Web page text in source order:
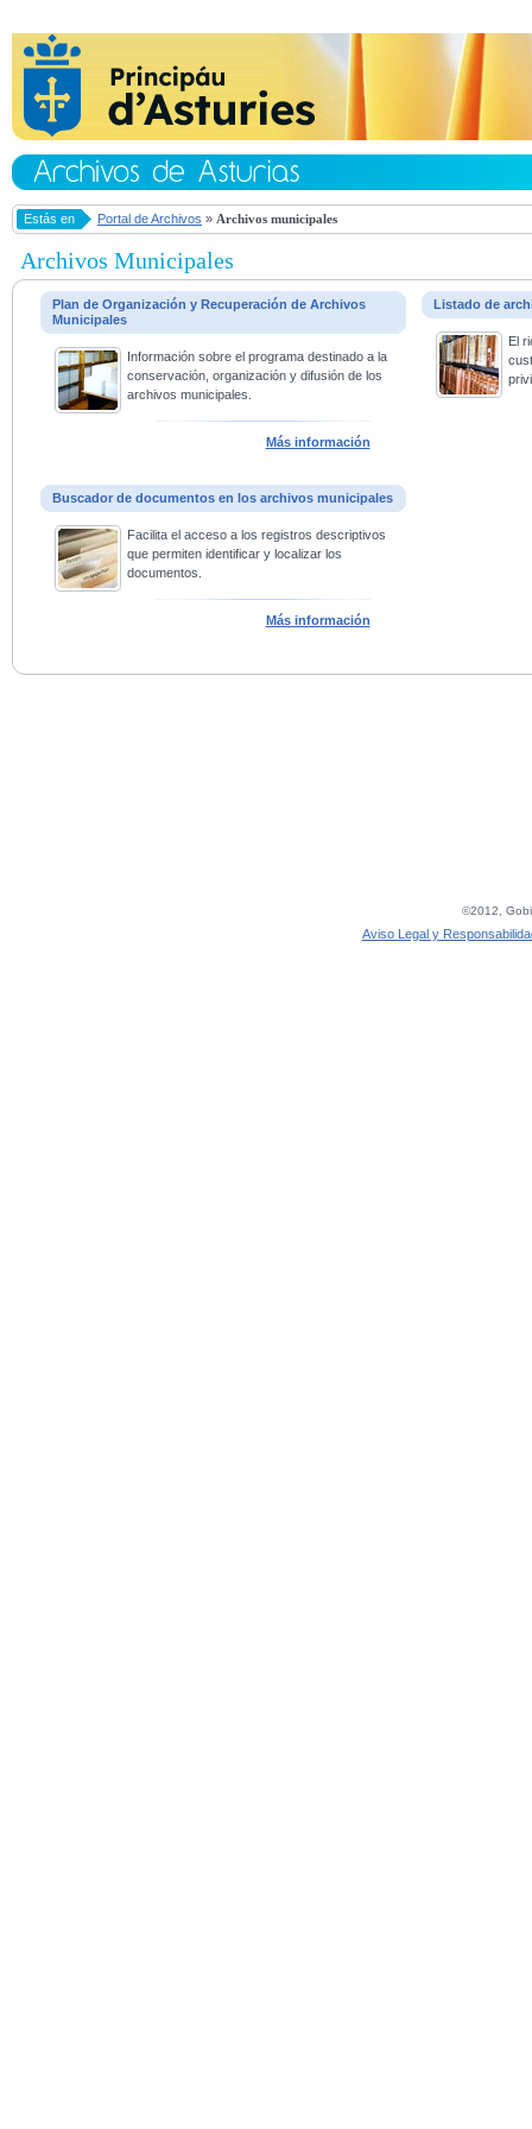
Estás en Portal de Archivos » Archivos municipales
Archivos Municipales
Plan de Organización y Recuperación de Archivos
Municipales
Información sobre el programa destinado a la
conservación, organización y difusión de los
archivos municipales.
Más información
Listado de
El
Buscador de documentos en los archivos municipales
Facilita el acceso a los registros descriptivos
que permiten identificar y localizar los
documentos.
Más información
©2012,
Aviso Legal y